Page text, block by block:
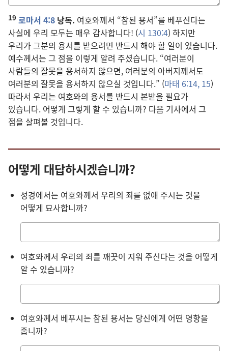
적는
칸
19 로마서 4:8 낭독. 여호와께서 “참된 용서”를 베푸신다는
사실에 우리 모두는 매우 감사합니다! (시 130:4) 하지만
우리가 그분의 용서를 받으려면 반드시 해야 할 일이 있습니다.
예수께서는 그 점을 이렇게 알려 주셨습니다. “여러분이
사람들의 잘못을 용서하지 않으면, 여러분의 아버지께서도
여러분의 잘못을 용서하지 않으실 것입니다.” (마태 6:14, 15)
따라서 우리는 여호와의 용서를 반드시 본받을 필요가
있습니다. 어떻게 그렇게 할 수 있습니까? 다음 기사에서 그
점을 살펴볼 것입니다.
어떻게 대답하시겠습니까?
성경에서는 여호와께서 우리의 죄를 없애 주시는 것을
어떻게 묘사합니까?
적는
칸
여호와께서 우리의 죄를 깨끗이 지워 주신다는 것을 어떻게
알 수 있습니까?
적는
칸
여호와께서 베푸시는 참된 용서는 당신에게 어떤 영향을
줍니까?